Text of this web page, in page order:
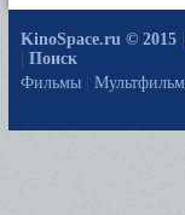
KinoSpace.ru © 2015
Поиск
Фильмы